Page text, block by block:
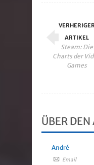
ARTIKEL
Steam: Die
Charts der
Games
ÜBER
André
Email